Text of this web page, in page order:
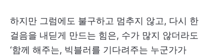
하지만 그럼에도 불구하고 멈추지 않고, 다시 한
걸음을 내딛게 만드는 힘은, 수가 많지 않더라도
‘함께 해주는, 빅블러를 기다려주는 누군가가